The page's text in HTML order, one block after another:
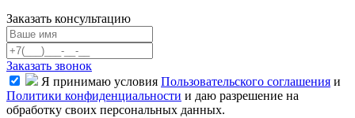
Заказать консультацию
Заказать звонок
Я принимаю условия Пользовательского соглашения и
Политики конфиденциальности и даю разрешение на
обработку своих персональных данных.